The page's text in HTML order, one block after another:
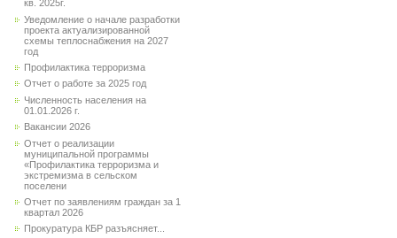
кв. 2025г.
Уведомление о начале разработки
проекта актуализированной
схемы теплоснабжения на 2027
год
Профилактика терроризма
Отчет о работе за 2025 год
Численность населения на
01.01.2026 г.
Вакансии 2026
Отчет о реализации
муниципальной программы
«Профилактика терроризма и
экстремизма в сельском
поселени
Отчет по заявлениям граждан за 1
квартал 2026
Прокуратура КБР разъясняет...